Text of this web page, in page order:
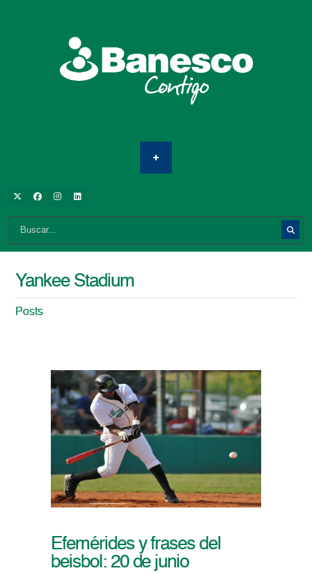
Yankee Stadium
Posts
Efemérides y frases del
beisbol: 20 de junio